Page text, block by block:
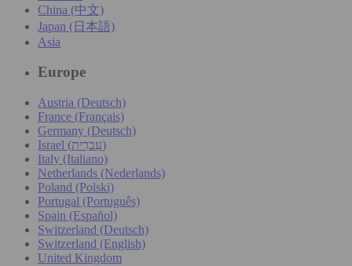
China (中文)
Japan (日本語)
Asia
Europe
Austria (Deutsch)
France (Français)
Germany (Deutsch)
Israel (עִברִית)
Italy (Italiano)
Netherlands (Nederlands)
Poland (Polski)
Portugal (Português)
Spain (Español)
Switzerland (Deutsch)
Switzerland (English)
United Kingdom